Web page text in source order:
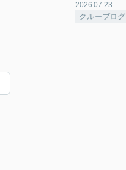
2026.07.23
クルーブログ